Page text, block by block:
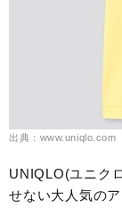
出典：www.uniqlo.com
UNIQLO(ユニク
せない大人気のア